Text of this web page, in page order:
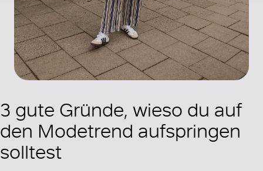
3 gute Gründe, wieso du auf
den Modetrend aufspringen
solltest